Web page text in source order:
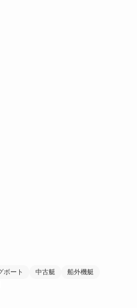
ボート 中古艇 船外機艇